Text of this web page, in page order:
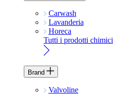
Carwash
Lavanderia
Horeca
Tutti i prodotti chimici
Brand
Valvoline